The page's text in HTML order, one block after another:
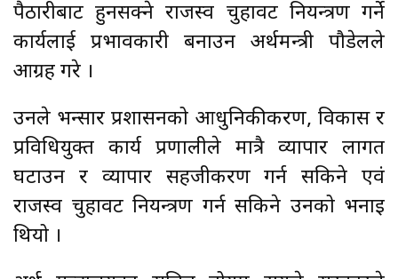
पैठारीबाट हुनसक्ने राजस्व चुहावट नियन्त्रण गर्ने
कार्यलाई प्रभावकारी बनाउन अर्थमन्त्री पौडेलले
आग्रह गरे ।
उनले भन्सार प्रशासनको आधुनिकीकरण, विकास र
प्रविधियुक्त कार्य प्रणालीले मात्रै व्यापार लागत
घटाउन र व्यापार सहजीकरण गर्न सकिने एवं
राजस्व चुहावट नियन्त्रण गर्न सकिने उनको भनाइ
थियो ।